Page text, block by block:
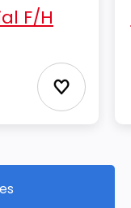
F/H
Ajouter
offres